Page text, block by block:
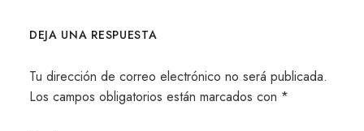
DEJA UNA RESPUESTA
Tu dirección de correo electrónico no será publicada.
Los campos obligatorios están marcados con *